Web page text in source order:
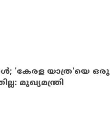
'കേരള യാത്ര'യെ ഒരു
മുഖ്യമന്ത്രി